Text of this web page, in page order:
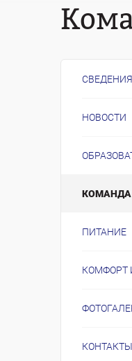
НОВОСТИ
ПИТАНИЕ
КОМФОРТ
КОНТАКТЫ